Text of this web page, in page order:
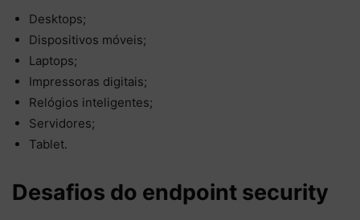
Desktops;
Dispositivos móveis;
Laptops;
Impressoras digitais;
Relógios inteligentes;
Servidores;
Tablet.
Desafios do endpoint security